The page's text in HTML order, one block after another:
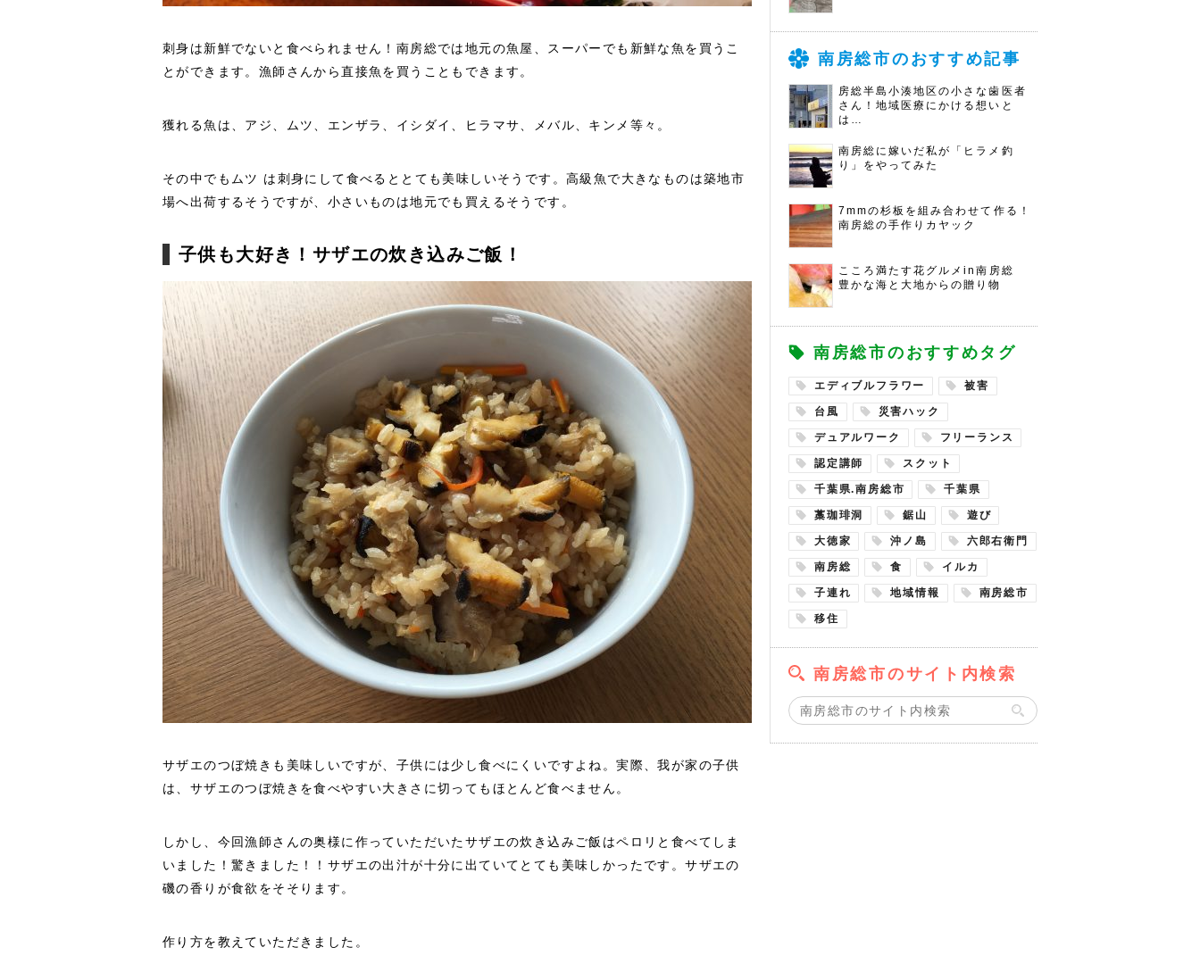
刺身は新鮮でないと食べられません！南房総では地元の魚屋、スーパーでも新鮮な魚を買うこ
とができます。漁師さんから直接魚を買うこともできます。
獲れる魚は、アジ、ムツ、エンザラ、イシダイ、ヒラマサ、メバル、キンメ等々。
その中でもムツ は刺身にして食べるととても美味しいそうです。高級魚で大きなものは築地市
場へ出荷するそうですが、小さいものは地元でも買えるそうです。
子供も大好き！サザエの炊き込みご飯！
サザエのつぼ焼きも美味しいですが、子供には少し食べにくいですよね。実際、我が家の子供
は、サザエのつぼ焼きを食べやすい大きさに切ってもほとんど食べません。
しかし、今回漁師さんの奥様に作っていただいたサザエの炊き込みご飯はペロリと食べてしま
いました！驚きました！！サザエの出汁が十分に出ていてとても美味しかったです。サザエの
磯の香りが食欲をそそります。
作り方を教えていただきました。
南房総市のおすすめ記事
房総半島小湊地区の小さな歯医者
さん！地域医療にかける想いと
は…
南房総に嫁いだ私が「ヒラメ釣
り」をやってみた
7mmの杉板を組み合わせて作る！
南房総の手作りカヤック
こころ満たす花グルメin南房総
豊かな海と大地からの贈り物
南房総市のおすすめタグ
エディブルフラワー 被害
台風 災害ハック
デュアルワーク フリーランス
認定講師 スクット
千葉県.南房総市 千葉県
藁珈琲洞 鋸山 遊び
大徳家 沖ノ島 六郎右衛門
南房総 食 イルカ
子連れ 地域情報 南房総市
移住
南房総市のサイト内検索